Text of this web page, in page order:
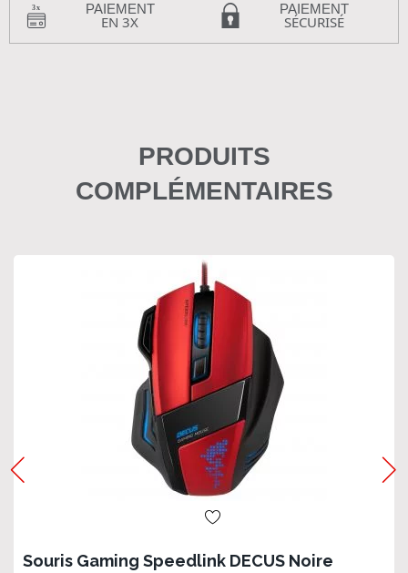
PAIEMENT
EN 3X
PAIEMENT
SÉCURISÉ
PRODUITS
COMPLÉMENTAIRES
Souris Gaming Speedlink DECUS Noire